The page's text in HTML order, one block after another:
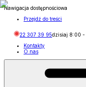
Nawigacja dostępnościowa
Przejdź do treści
22 307 39 95dzisiaj 8:00 -
Kontakty
O nas